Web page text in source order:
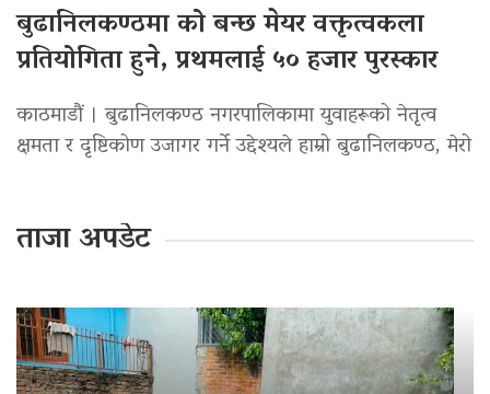
बुढानिलकण्ठमा को बन्छ मेयर वक्तृत्वकला
प्रतियोगिता हुने, प्रथमलाई ५० हजार पुरस्कार
काठमाडौं । बुढानिलकण्ठ नगरपालिकामा युवाहरूको नेतृत्व
क्षमता र दृष्टिकोण उजागर गर्ने उद्देश्यले हाम्रो बुढानिलकण्ठ, मेरो
ताजा अपडेट